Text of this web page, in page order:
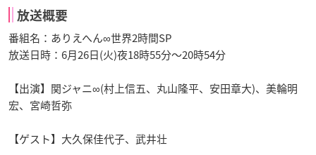
放送概要
番組名：ありえへん∞世界2時間SP
放送日時：6月26日(火)夜18時55分～20時54分
【出演】関ジャニ∞(村上信五、丸山隆平、安田章大)、美輪明
宏、宮崎哲弥
【ゲスト】大久保佳代子、武井壮